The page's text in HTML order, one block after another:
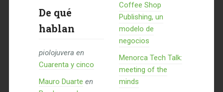
De qué
hablan
piolojuvera en
Cuarenta y cinco
Mauro Duarte en
Coffee Shop
Publishing, un
modelo de
negocios
Menorca Tech Talk:
meeting of the
minds